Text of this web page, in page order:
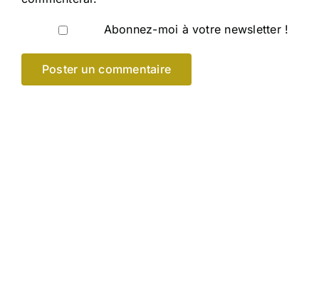
Abonnez-moi à votre newsletter !